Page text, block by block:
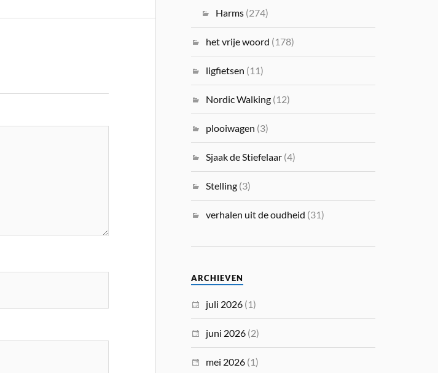
Harms (274)
het vrije woord (178)
ligfietsen (11)
Nordic Walking (12)
plooiwagen (3)
Sjaak de Stiefelaar (4)
Stelling (3)
verhalen uit de oudheid (31)
ARCHIEVEN
juli 2026 (1)
juni 2026 (2)
mei 2026 (1)